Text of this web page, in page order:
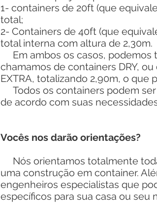
1- containers de 20ft (que
total;
2- Containers de 40ft (que
total interna com altura de 2,30m.
Em ambos os casos, podemos
chamamos de containers DRY,
EXTRA, totalizando 2,90m, o que
Todos os containers podem
de acordo com suas
Vocês nos darão orientações?
Nós orientamos totalmente
uma construção em container.
engenheiros especialistas que
específicos para sua casa ou seu